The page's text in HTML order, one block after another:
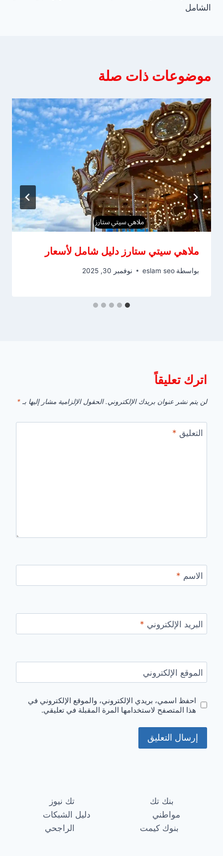
الشامل
موضوعات ذات صلة
ملاهي سيتي ستارز دليل شامل لأسعار
بواسطة eslam seo نوفمبر 30, 2025
اترك تعليقاً
لن يتم نشر عنوان بريدك الإلكتروني. الحقول الإلزامية مشار إليها بـ *
التعليق *
الاسم *
البريد الإلكتروني *
الموقع الإلكتروني
احفظ اسمي، بريدي الإلكتروني، والموقع الإلكتروني في
هذا المتصفح لاستخدامها المرة المقبلة في تعليقي.
بنك تك
تك نيوز
مواطني
دليل الشبكات
بنوك كيمت
الراجحي